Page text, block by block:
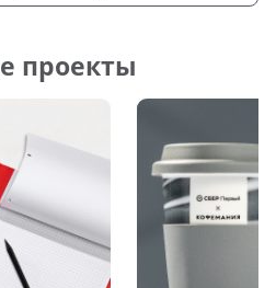
проекты